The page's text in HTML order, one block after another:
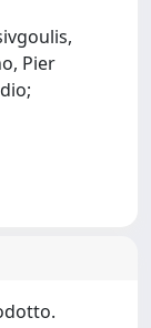
Pier